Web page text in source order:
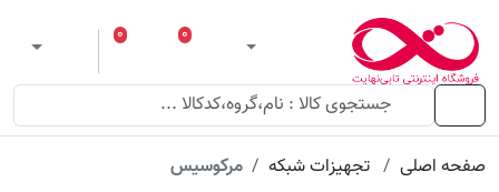
ورود لیست مورد علاقه
۰
سبد خرید
۰
منو
صفحه اصلی
تجهیزات شبکه مرکوسیس